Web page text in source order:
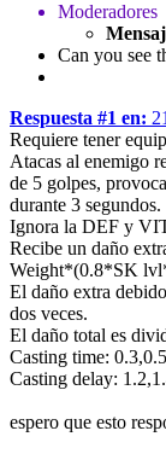
Moderadores
Can you see
Respuesta #1 en:
Requiere tener
Atacas al enemigo
de 5 golpes,
durante 3 segundos.
Ignora la DEF y
Recibe un daño
Weight*(0.8*SK
El daño extra
dos veces.
El daño total es
Casting time:
Casting delay:
espero que esto